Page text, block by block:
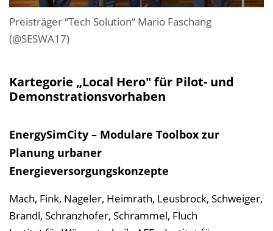
Preisträger “Tech Solution“ Mario Faschang
(@SESWA17)
Kartegorie „Local Hero" für Pilot- und
Demonstrationsvorhaben
EnergySimCity – Modulare Toolbox zur
Planung urbaner
Energieversorgungskonzepte
Mach, Fink, Nageler, Heimrath, Leusbrock, Schweiger,
Brandl, Schranzhofer, Schrammel, Fluch